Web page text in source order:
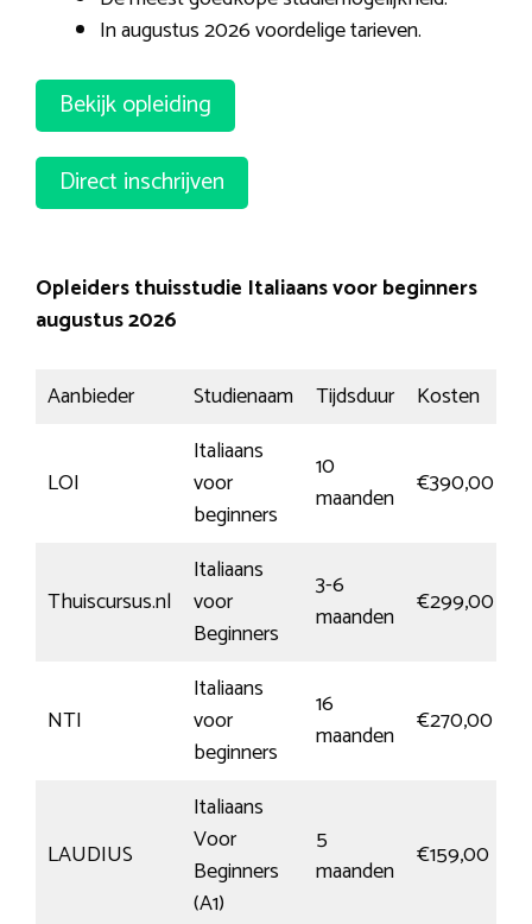
In augustus 2026 voordelige tarieven.
Bekijk opleiding
Direct inschrijven
Opleiders thuisstudie Italiaans voor beginners
augustus 2026
Aanbieder Studienaam Tijdsduur Kosten
LOI
Italiaans
voor
beginners
10
maanden
€390,00
Thuiscursus.nl
Italiaans
voor
Beginners
3-6
maanden
€299,00
NTI
Italiaans
voor
beginners
16
maanden
€270,00
LAUDIUS
Italiaans
Voor
Beginners
(A1)
5
maanden
€159,00